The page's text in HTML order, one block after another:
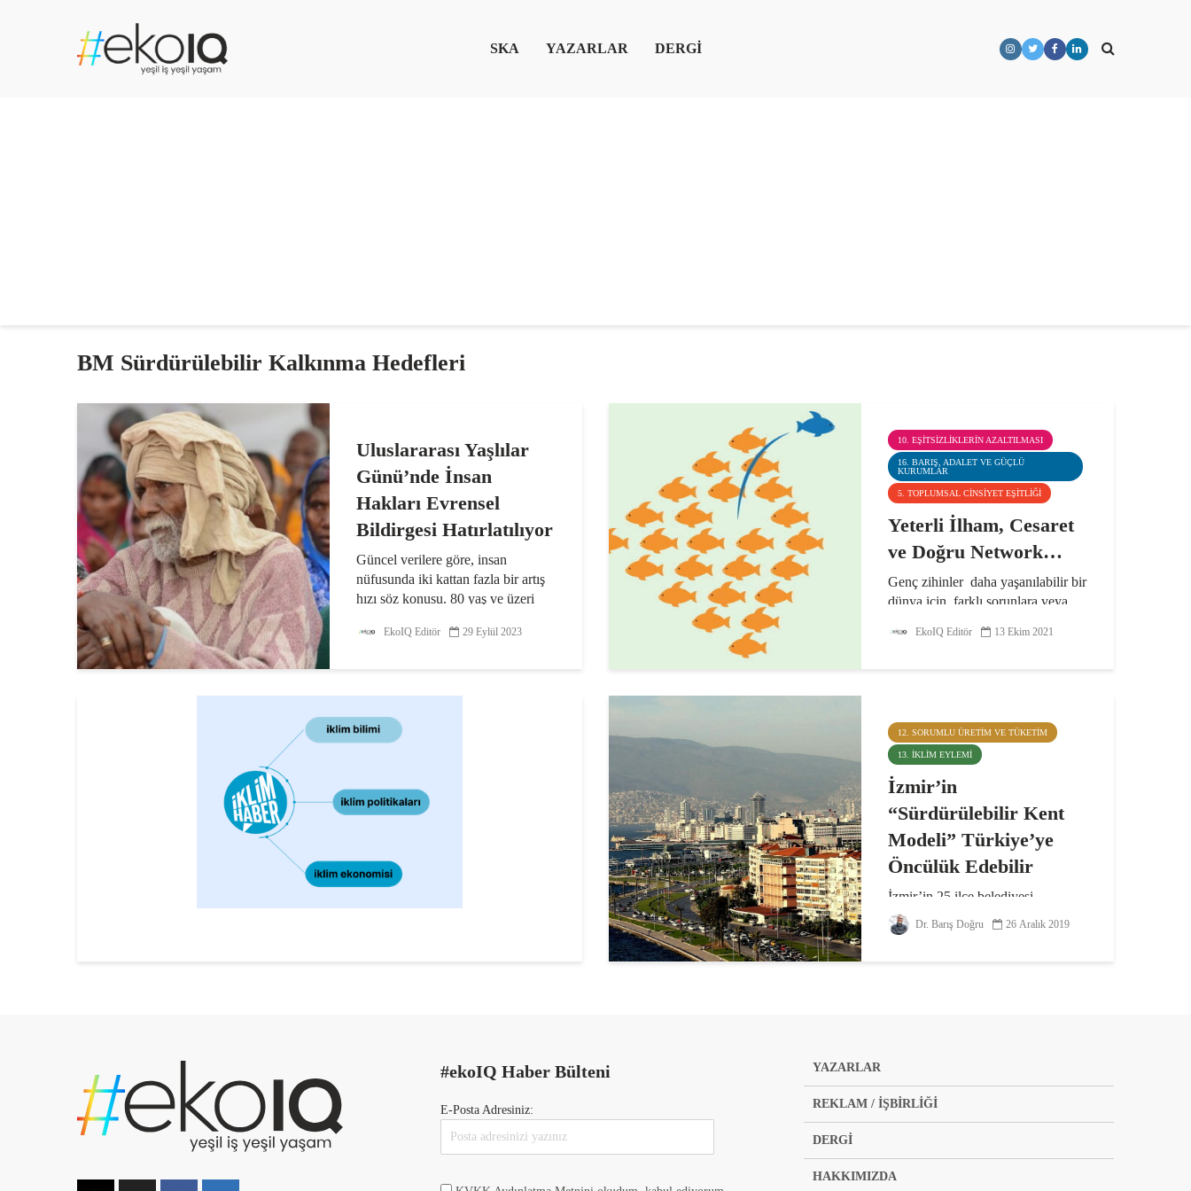
SKA YAZARLAR DERGİ
BM Sürdürülebilir Kalkınma Hedefleri
Uluslararası Yaşlılar
Günü’nde İnsan
Hakları Evrensel
Bildirgesi Hatırlatılıyor
Güncel verilere göre, insan
nüfusunda iki kattan fazla bir artış
hızı söz konusu. 80 yaş ve üzeri
artarken yaşamın tüm süreci
EkoIQ Editör 29 Eylül 2023
10. EŞITSIZLIKLERIN AZALTILMASI
16. BARIŞ, ADALET VE GÜÇLÜ
KURUMLAR
5. TOPLUMSAL CINSIYET EŞITLIĞI
Yeterli İlham, Cesaret
ve Doğru Network…
Genç zihinler daha yaşanılabilir bir
dünya için, farklı sorunlara veya
En büyük engel ise mezun olan
EkoIQ Editör 13 Ekim 2021
12. SORUMLU ÜRETIM VE TÜKETIM
13. İKLIM EYLEMI
İzmir’in
“Sürdürülebilir Kent
Modeli” Türkiye’ye
Öncülük Edebilir
İzmir’in 25 ilçe belediyesi,
Büyükşehir Belediyesi’nin
öncülüğünde doğa koruma, iklim
Dr. Barış Doğru 26 Aralık 2019
#ekoIQ Haber Bülteni
E-Posta Adresiniz:
YAZARLAR
REKLAM / İŞBİRLİĞİ
DERGİ
HAKKIMIZDA